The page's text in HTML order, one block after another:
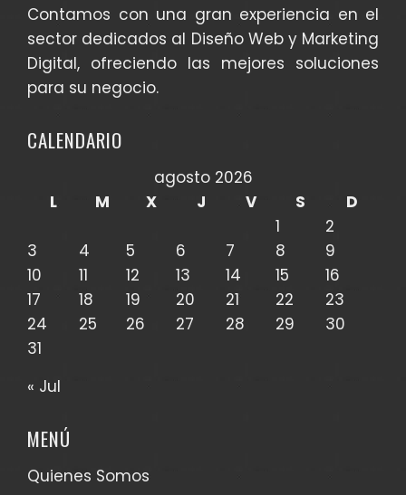
Contamos con una gran experiencia en el
sector dedicados al Diseño Web y Marketing
Digital, ofreciendo las mejores soluciones
para su negocio.
CALENDARIO
agosto 2026
L
M X J V S
D
1
2
3
4 5 6 7 8
9
10
11 12 13 14 15
16
17
18 19 20 21 22
23
24
25 26 27 28 29
30
31
« Jul
MENÚ
Quienes Somos